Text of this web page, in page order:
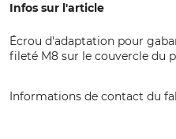
Infos sur l'article
Écrou d'adaptation pour
fileté M8 sur le couvercle du
Informations de contact du